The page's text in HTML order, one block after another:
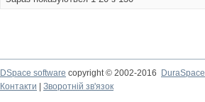
DSpace software copyright © 2002-2016
DuraSpace
Контакти
Зворотній зв'язок